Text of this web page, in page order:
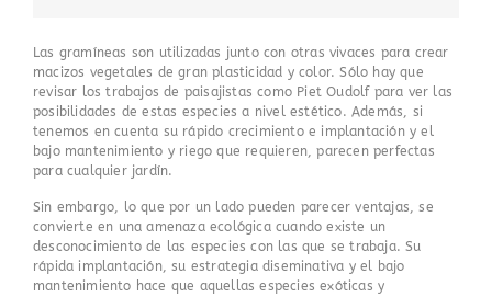
Las gramíneas son utilizadas junto con otras vivaces para crear
macizos vegetales de gran plasticidad y color. Sólo hay que
revisar los trabajos de paisajistas como Piet Oudolf para ver las
posibilidades de estas especies a nivel estético. Además, si
tenemos en cuenta su rápido crecimiento e implantación y el
bajo mantenimiento y riego que requieren, parecen perfectas
para cualquier jardín.
Sin embargo, lo que por un lado pueden parecer ventajas, se
convierte en una amenaza ecológica cuando existe un
desconocimiento de las especies con las que se trabaja. Su
rápida implantación, su estrategia diseminativa y el bajo
mantenimiento hace que aquellas especies exóticas y